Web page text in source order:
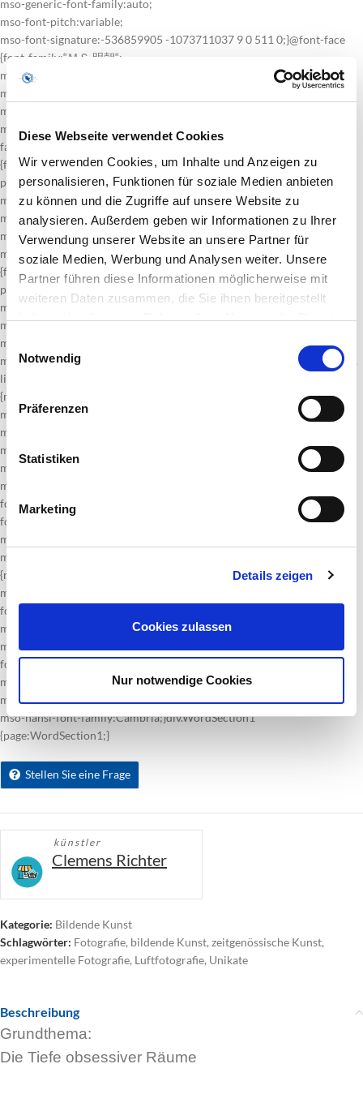
Diese Webseite verwendet Cookies
Wir verwenden Cookies, um Inhalte und Anzeigen zu
personalisieren, Funktionen für soziale Medien anbieten
zu können und die Zugriffe auf unsere Website zu
analysieren. Außerdem geben wir Informationen zu Ihrer
Verwendung unserer Website an unsere Partner für
soziale Medien, Werbung und Analysen weiter. Unsere
Partner führen diese Informationen möglicherweise mit
weiteren Daten zusammen, die Sie ihnen bereitgestellt
haben oder die sie im Rahmen Ihrer Nutzung der Dienste
Einwilligungsauswahl
Notwendig
Präferenzen
Statistiken
Marketing
Details zeigen
Cookies zulassen
Nur notwendige Cookies
mso-generic-font-family:auto;
mso-font-pitch:variable;
mso-font-signature:-536859905 -1073711037 9 0 511 0;}@font-face
{font-family:“ＭＳ 明朝“;
mso-font-charset:78;
mso-generic-font-family:auto;
mso-font-pitch:variable;
mso-font-signature:-536870145 1791491579 18 0 131231 0;}@font-
face
{font-family:“Cambria Math“;
panose-1:2 4 5 3 5 4 6 3 2 4;
mso-font-charset:0;
mso-generic-font-family:auto;
mso-font-pitch:variable;
mso-font-signature:-536870145 1107305727 0 0 415 0;}@font-face
{font-family:Cambria;
panose-1:2 4 5 3 5 4 6 3 2 4;
mso-font-charset:0;
mso-generic-font-family:auto;
mso-font-pitch:variable;
mso-font-signature:-536870145 1073743103 0 0 415 0;}p.MsoNormal,
li.MsoNormal, div.MsoNormal
{mso-style-unhide:no;
mso-style-qformat:yes;
mso-style-parent:““;
margin:0cm;
margin-bottom:.0001pt;
mso-pagination:widow-orphan;
font-size:12.0pt;
font-family:Cambria;
mso-fareast-font-family:“ＭＳ 明朝“;
mso-bidi-font-family:“Times New Roman“;}.MsoChpDefault
{mso-style-type:export-only;
mso-default-props:yes;
font-size:10.0pt;
mso-ansi-font-size:10.0pt;
mso-bidi-font-size:10.0pt;
font-family:Cambria;
mso-ascii-font-family:Cambria;
mso-fareast-font-family:“ＭＳ 明朝“;
mso-hansi-font-family:Cambria;}div.WordSection1
{page:WordSection1;}
Stellen Sie eine Frage
künstler
Clemens Richter
Kategorie: Bildende Kunst
Schlagwörter: Fotografie, bildende Kunst, zeitgenössische Kunst,
experimentelle Fotografie, Luftfotografie, Unikate
Beschreibung
Grundthema:
Die Tiefe obsessiver Räume